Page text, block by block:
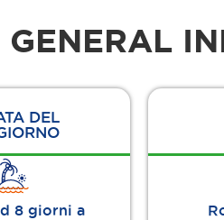
GENERAL
DEL
8 giorni a